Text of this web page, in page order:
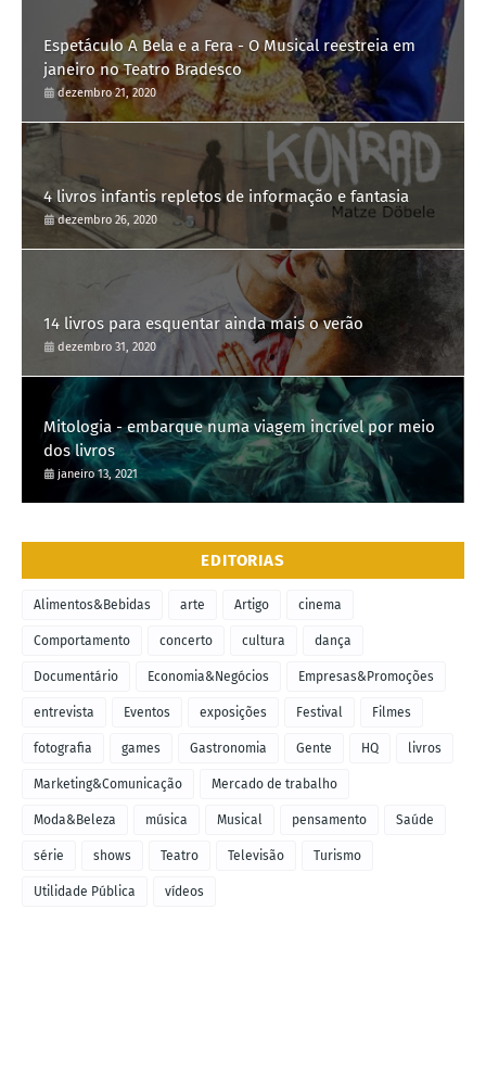
Espetáculo A Bela e a Fera - O Musical reestreia em
janeiro no Teatro Bradesco
dezembro 21, 2020
4 livros infantis repletos de informação e fantasia
dezembro 26, 2020
14 livros para esquentar ainda mais o verão
dezembro 31, 2020
Mitologia - embarque numa viagem incrível por meio
dos livros
janeiro 13, 2021
EDITORIAS
Alimentos&Bebidas arte Artigo cinema
Comportamento concerto cultura dança
Documentário Economia&Negócios Empresas&Promoções
entrevista Eventos exposições Festival Filmes
fotografia games Gastronomia Gente HQ livros
Marketing&Comunicação Mercado de trabalho
Moda&Beleza música Musical pensamento Saúde
série shows Teatro Televisão Turismo
Utilidade Pública vídeos